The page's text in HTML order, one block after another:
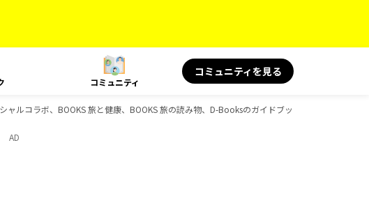
コミュニティ
コミュニティを見る
ルコラボ、BOOKS 旅と健康、BOOKS 旅の読み物、D-Booksのガイドブック一覧
AD